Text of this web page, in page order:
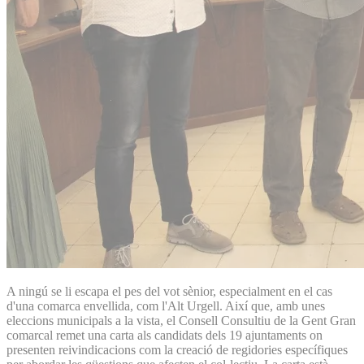
A ningú se li escapa el pes del vot sènior, especialment en el cas
d'una comarca envellida, com l'Alt Urgell. Així que, amb unes
eleccions municipals a la vista, el Consell Consultiu de la Gent Gran
comarcal remet una carta als candidats dels 19 ajuntaments on
presenten reivindicacions com la creació de regidories específiques